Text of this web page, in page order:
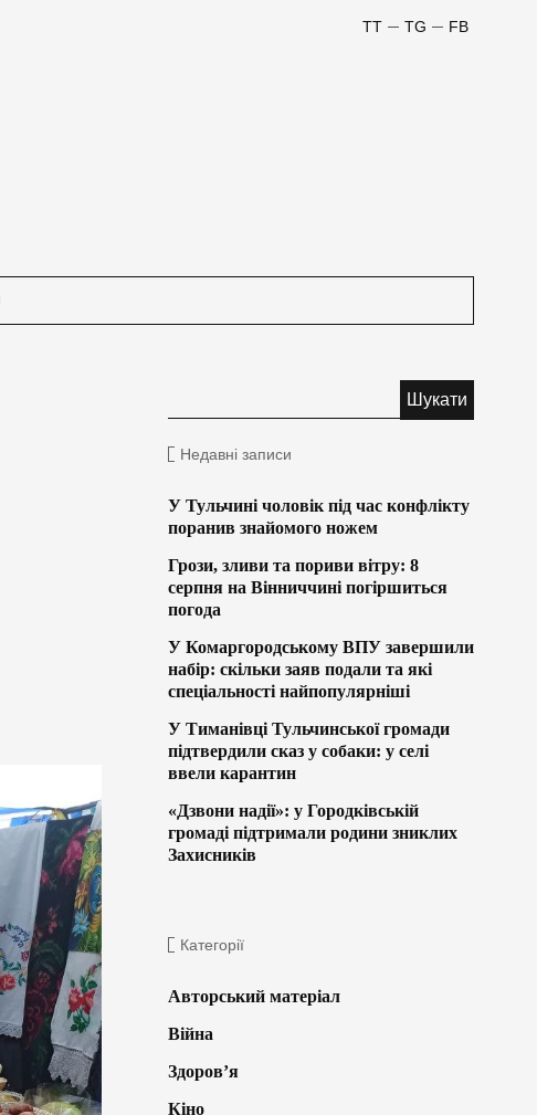
FB
TG
TT
Недавні записи
У Тульчині чоловік під час конфлікту
поранив знайомого ножем
Грози, зливи та пориви вітру: 8
серпня на Вінниччині погіршиться
погода
У Комаргородському ВПУ завершили
набір: скільки заяв подали та які
спеціальності найпопулярніші
У Тиманівці Тульчинської громади
підтвердили сказ у собаки: у селі
ввели карантин
«Дзвони надії»: у Городківській
громаді підтримали родини зниклих
Захисників
Категорії
Авторський матеріал
Війна
Здоров’я
Кіно